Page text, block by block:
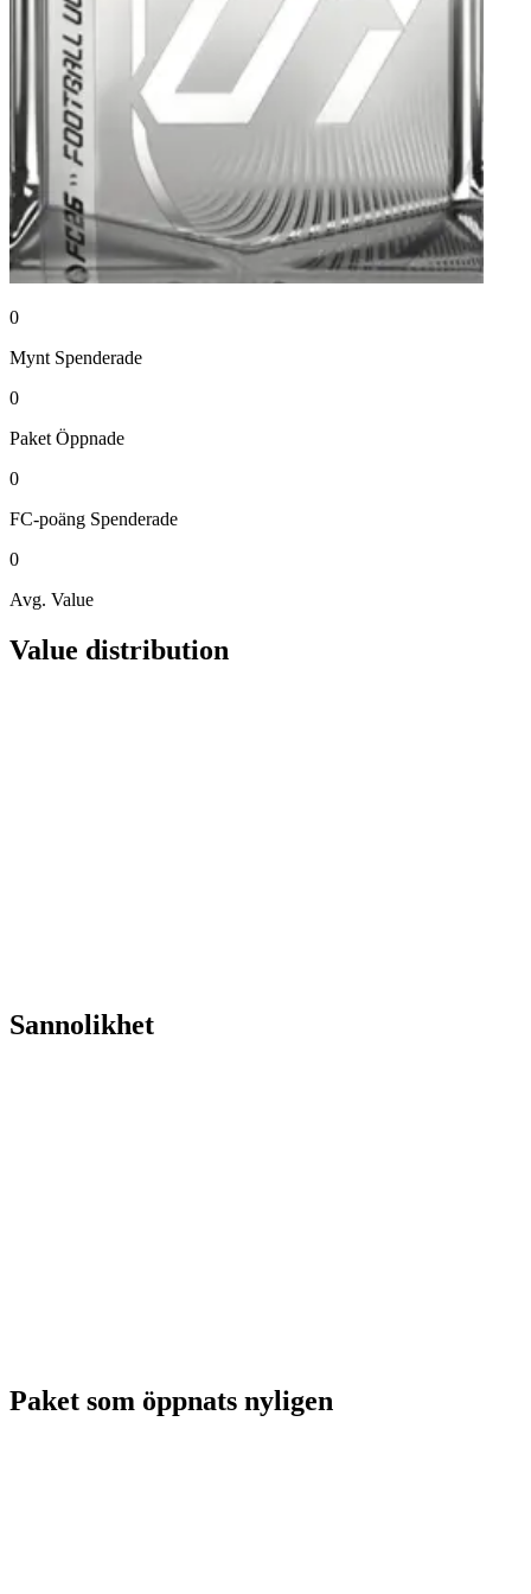
0
Mynt Spenderade
0
Paket Öppnade
0
FC-poäng Spenderade
0
Avg. Value
Value distribution
Sannolikhet
Paket som öppnats nyligen